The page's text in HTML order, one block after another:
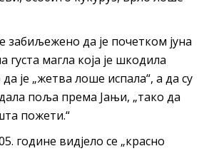
забиљежено да је почетком јуна
густа магла која је шкодила
је „жетва лоше испала“, а да су
поља према Јањи, „тако да
пожети.“
године видјело се „красно